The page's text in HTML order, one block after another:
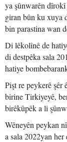
ya şûnwarên
giran bûn ku xuya
bin parastina wan
Di lêkolînê de
di destpêka sala
hatiye
Pişt re peykerê
birine Tirkiyeyê,
birêkûpêk a li
Wêneyên peykan
a sala 2022yan